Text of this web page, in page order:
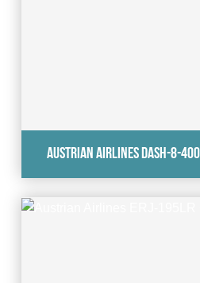
Austrian Airlines Dash-8-400